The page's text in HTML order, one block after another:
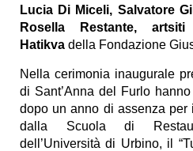
Lucia Di Miceli, Salvatore
Rosella Restante, artsiti
Hatikva della Fondazione
Nella cerimonia inaugurale
di Sant’Anna del Furlo
dopo un anno di assenza per
dalla Scuola di
dell’Università di Urbino, il